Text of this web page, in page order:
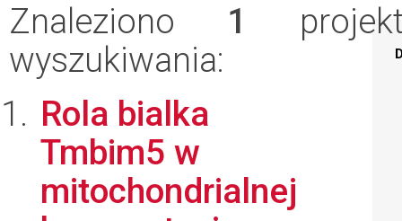
Znaleziono 1
wyszukiwania:
Rola bialka
Tmbim5 w
mitochondrialnej